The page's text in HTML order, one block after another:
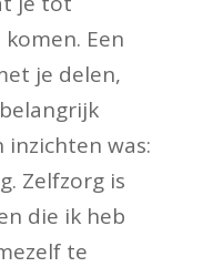
Een
je delen,
inzichten was:
Zelfzorg is
die ik heb
te